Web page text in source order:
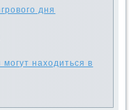
дня
находиться в